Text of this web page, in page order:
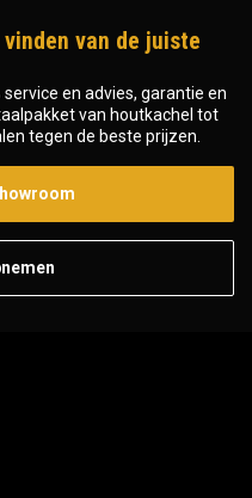
van de juiste
en advies, garantie en
van houtkachel tot
tegen de beste prijzen.